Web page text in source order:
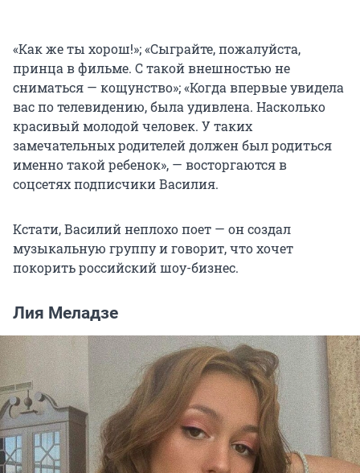
«Как же ты хорош!»; «Сыграйте, пожалуйста,
принца в фильме. С такой внешностью не
сниматься — кощунство»; «Когда впервые увидела
вас по телевидению, была удивлена. Насколько
красивый молодой человек. У таких
замечательных родителей должен был родиться
именно такой ребенок», — восторгаются в
соцсетях подписчики Василия.
Кстати, Василий неплохо поет — он создал
музыкальную группу и говорит, что хочет
покорить российский шоу-бизнес.
Лия Меладзе